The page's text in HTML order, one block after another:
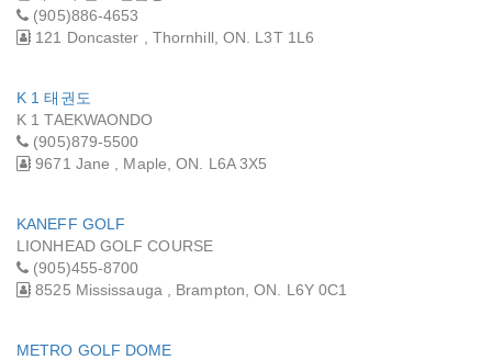
(905)886-4653
121 Doncaster , Thornhill, ON. L3T 1L6
K 1 태권도
K 1 TAEKWAONDO
(905)879-5500
9671 Jane , Maple, ON. L6A 3X5
KANEFF GOLF
LIONHEAD GOLF COURSE
(905)455-8700
8525 Mississauga , Brampton, ON. L6Y 0C1
METRO GOLF DOME